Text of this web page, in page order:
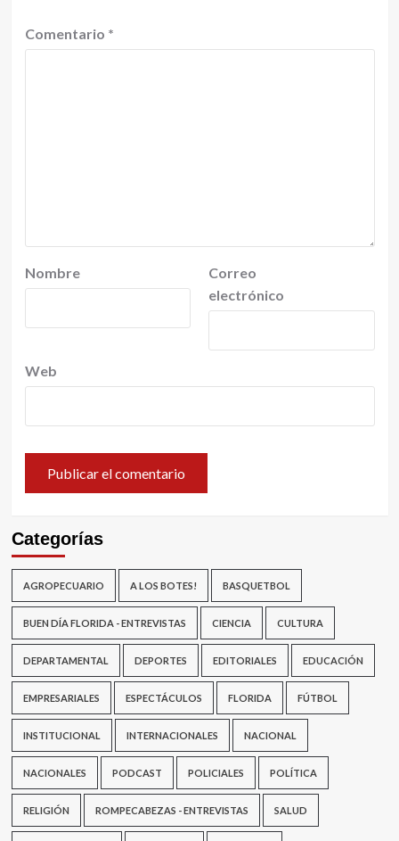
Comentario *
Nombre
Correo
electrónico
Web
Categorías
AGROPECUARIO A LOS BOTES! BASQUETBOL
BUEN DÍA FLORIDA - ENTREVISTAS CIENCIA CULTURA
DEPARTAMENTAL DEPORTES EDITORIALES EDUCACIÓN
EMPRESARIALES ESPECTÁCULOS FLORIDA FÚTBOL
INSTITUCIONAL INTERNACIONALES NACIONAL
NACIONALES PODCAST POLICIALES POLÍTICA
RELIGIÓN ROMPECABEZAS - ENTREVISTAS SALUD